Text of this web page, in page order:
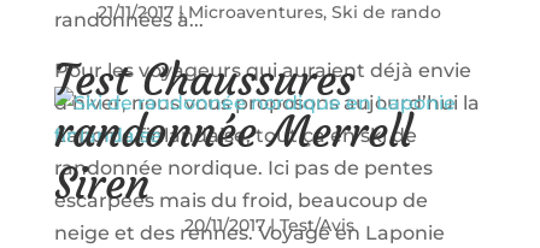
randonnées à...
21/11/2017 |Microaventures,Ski de rando
Pour les voyageurs qui auraient déjà envie
d’hiver, nous vous proposons aujourd’hui la
Laponie finlandaise, tout ça en ski de
randonnée nordique. Ici pas de pentes
escarpées mais du froid, beaucoup de
neige et des rennes. Voyage en Laponie
Test Chaussures
randonnée Merrell
Siren
20/11/2017|Test/Avis